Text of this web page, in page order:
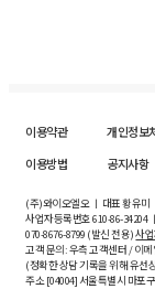
이용약관 개인정보
이용방법
공지사항
(주)와이오엘오 ㅣ 대표 황유미
사업자등록번호610-86-34204
070-8676-8799 (발신 전용)사
고객 문의: 우측 고객센터 / 이
(정확한 상담 기록을 위해 유선
주소 [04004] 서울특별시 마포